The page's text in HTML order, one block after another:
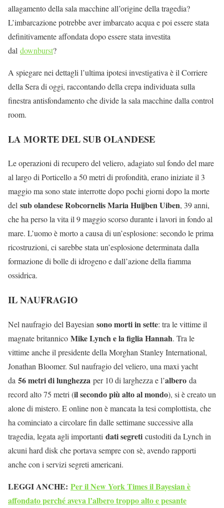
allagamento della sala macchine all’origine della tragedia?
L’imbarcazione potrebbe aver imbarcato acqua e poi essere stata
definitivamente affondata dopo essere stata investita
dal downburst?
A spiegare nei dettagli l’ultima ipotesi investigativa è il Corriere
della Sera di oggi, raccontando della crepa individuata sulla
finestra antisfondamento che divide la sala macchine dalla control
room.
LA MORTE DEL SUB OLANDESE
Le operazioni di recupero del veliero, adagiato sul fondo del mare
al largo di Porticello a 50 metri di profondità, erano iniziate il 3
maggio ma sono state interrotte dopo pochi giorni dopo la morte
del sub olandese Robcornelis Maria Huijben Uiben, 39 anni,
che ha perso la vita il 9 maggio scorso durante i lavori in fondo al
mare. L’uomo è morto a causa di un’esplosione: secondo le prima
ricostruzioni, ci sarebbe stata un’esplosione determinata dalla
formazione di bolle di idrogeno e dall’azione della fiamma
ossidrica.
IL NAUFRAGIO
Nel naufragio del Bayesian sono morti in sette: tra le vittime il
magnate britannico Mike Lynch e la figlia Hannah. Tra le
vittime anche il presidente della Morghan Stanley International,
Jonathan Bloomer. Sul naufragio del veliero, una maxi yacht
da 56 metri di lunghezza per 10 di larghezza e l’albero da
record alto 75 metri (il secondo più alto al mondo), si è creato un
alone di mistero. E online non è mancata la tesi complottista, che
ha cominciato a circolare fin dalle settimane successive alla
tragedia, legata agli importanti dati segreti custoditi da Lynch in
alcuni hard disk che portava sempre con sè, avendo rapporti
anche con i servizi segreti americani.
LEGGI ANCHE: Per il New York Times il Bayesian è
affondato perché aveva l’albero troppo alto e pesante